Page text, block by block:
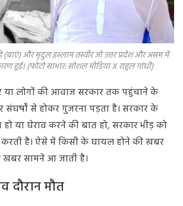
(बाएं) और मृदुल इस्लाम तस्वीर जो उत्तर प्रदेश और असम में
हुई। (फोटो साभार: सोशल मीडिया X राहुल गांधी)
या लोगों की आवाज सरकार तक पहुंचाने के
से होकर गुजरना पड़ता है। सरकार के
हो या घेराव करने की बात हो, सरकार भीड़ को
करती है। ऐसे में किसी के घायल होने की खबर
खबर सामने आ जाती है।
दौरान मौत